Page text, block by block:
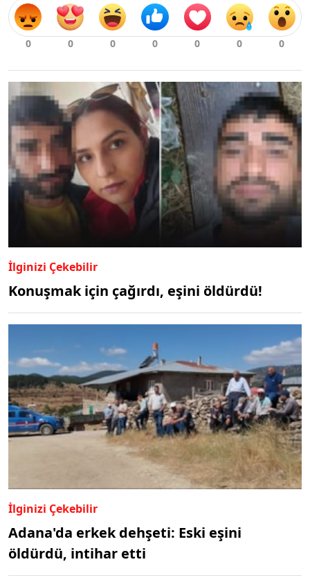
İlginizi Çekebilir
Konuşmak için çağırdı, eşini öldürdü!
İlginizi Çekebilir
Adana'da erkek dehşeti: Eski eşini
öldürdü, intihar etti